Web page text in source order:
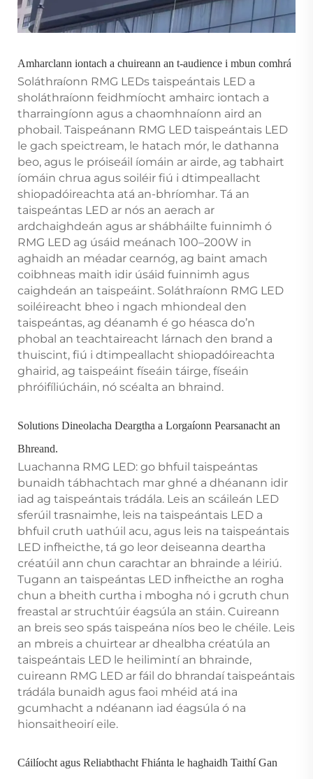
Amharclann iontach a chuireann an t-audience i mbun comhrá
Soláthraíonn RMG LEDs taispeántais LED a
sholáthraíonn feidhmíocht amhairc iontach a
tharraingíonn agus a chaomhnaíonn aird an
phobail. Taispeánann RMG LED taispeántais LED
le gach speictream, le hatach mór, le dathanna
beo, agus le próiseáil íomáin ar airde, ag tabhairt
íomáin chrua agus soiléir fiú i dtimpeallacht
shiopadóireachta atá an-bhríomhar. Tá an
taispeántas LED ar nós an aerach ar
ardchaighdeán agus ar shábháilte fuinnimh ó
RMG LED ag úsáid meánach 100–200W in
aghaidh an méadar cearnóg, ag baint amach
coibhneas maith idir úsáid fuinnimh agus
caighdeán an taispeáint. Soláthraíonn RMG LED
soiléireacht bheo i ngach mhiondeal den
taispeántas, ag déanamh é go héasca do’n
phobal an teachtaireacht lárnach den brand a
thuiscint, fiú i dtimpeallacht shiopadóireachta
ghairid, ag taispeáint físeáin táirge, físeáin
phróifíliúcháin, nó scéalta an bhraind.
Solutions Dineolacha Deargtha a Lorgaíonn Pearsanacht an
Bhreand.
Luachanna RMG LED: go bhfuil taispeántas
bunaidh tábhachtach mar ghné a dhéanann idir
iad ag taispeántais trádála. Leis an scáileán LED
sferúil trasnaimhe, leis na taispeántais LED a
bhfuil cruth uathúil acu, agus leis na taispeántais
LED infheicthe, tá go leor deiseanna deartha
créatúil ann chun carachtar an bhrainde a léiriú.
Tugann an taispeántas LED infheicthe an rogha
chun a bheith curtha i mbogha nó i gcruth chun
freastal ar struchtúir éagsúla an stáin. Cuireann
an breis seo spás taispeána níos beo le chéile. Leis
an mbreis a chuirtear ar dhealbha créatúla an
taispeántais LED le heilimintí an bhrainde,
cuireann RMG LED ar fáil do bhrandaí taispeántais
trádála bunaidh agus faoi mhéid atá ina
gcumhacht a ndéanann iad éagsúla ó na
hionsaitheoirí eile.
Cáilíocht agus Reliabthacht Fhiánta le haghaidh Taithí Gan